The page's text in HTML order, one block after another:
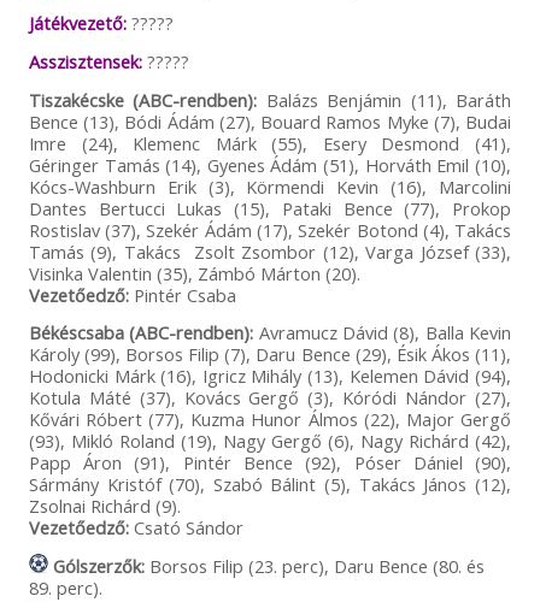
Játékvezető:?????
Asszisztensek:?????
Tiszakécske (ABC-rendben): Balázs Benjámin (11), Baráth
Bence (13), Bódi Ádám (27), Bouard Ramos Myke (7), Budai
Imre (24), Klemenc Márk (55), Esery Desmond (41),
Géringer Tamás (14), Gyenes Ádám (51), Horváth Emil (10),
Kócs-Washburn Erik (3), Körmendi Kevin (16), Marcolini
Dantes Bertucci Lukas (15), Pataki Bence (77), Prokop
Rostislav (37), Szekér Ádám (17), Szekér Botond (4), Takács
Tamás (9), Takács Zsolt Zsombor (12), Varga József (33),
Visinka Valentin (35), Zámbó Márton (20).
Vezetőedző:Pintér Csaba
Békéscsaba (ABC-rendben): Avramucz Dávid (8), Balla Kevin
Károly (99), Borsos Filip (7), Daru Bence (29), Ésik Ákos (11),
Hodonicki Márk (16), Igricz Mihály (13), Kelemen Dávid (94),
Kotula Máté (37), Kovács Gergő (3), Kóródi Nándor (27),
Kővári Róbert (77), Kuzma Hunor Álmos (22), Major Gergő
(93), Mikló Roland (19), Nagy Gergő (6), Nagy Richárd (42),
Papp Áron (91), Pintér Bence (92), Póser Dániel (90),
Sármány Kristóf (70), Szabó Bálint (5), Takács János (12),
Zsolnai Richárd (9).
Vezetőedző:Csató Sándor
Gólszerzők:Borsos Filip (23. perc), Daru Bence (80. és
89. perc).